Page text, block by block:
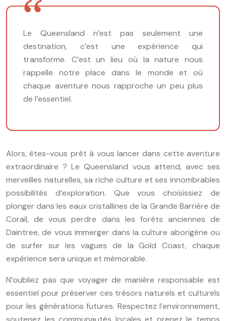
Le Queensland n’est pas seulement une
destination, c’est une expérience qui
transforme. C’est un lieu où la nature nous
rappelle notre place dans le monde et où
chaque aventure nous rapproche un peu plus
de l’essentiel.
Alors, êtes-vous prêt à vous lancer dans cette aventure
extraordinaire ? Le Queensland vous attend, avec ses
merveilles naturelles, sa riche culture et ses innombrables
possibilités d’exploration. Que vous choisissiez de
plonger dans les eaux cristallines de la Grande Barrière de
Corail, de vous perdre dans les forêts anciennes de
Daintree, de vous immerger dans la culture aborigène ou
de surfer sur les vagues de la Gold Coast, chaque
expérience sera unique et mémorable.
N’oubliez pas que voyager de manière responsable est
essentiel pour préserver ces trésors naturels et culturels
pour les générations futures. Respectez l’environnement,